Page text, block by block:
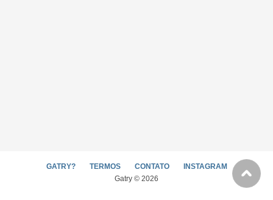
GATRY? TERMOS CONTATO
INSTAGRAM
Gatry © 2026